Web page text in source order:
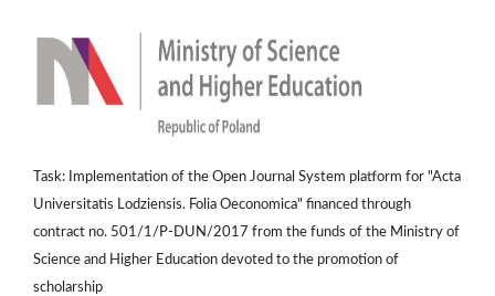
Task: Implementation of the Open Journal System platform for "Acta
Universitatis Lodziensis. Folia Oeconomica" financed through
contract no. 501/1/P-DUN/2017 from the funds of the Ministry of
Science and Higher Education devoted to the promotion of
scholarship